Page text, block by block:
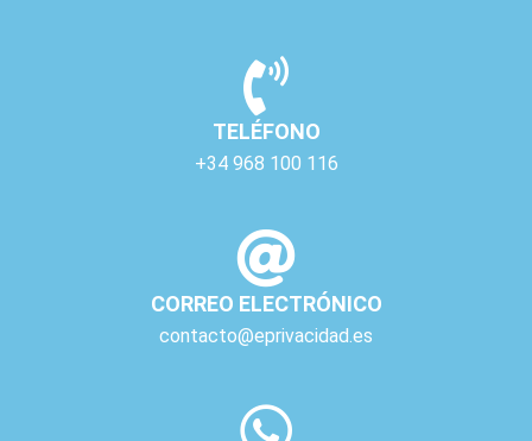
TELÉFONO
+34 968 100 116
CORREO ELECTRÓNICO
contacto@eprivacidad.es